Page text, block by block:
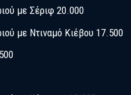
με Σέριφ 20.000
με Ντιναμό Κιέβου 17.500